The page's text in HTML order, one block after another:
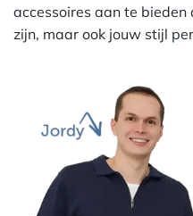
accessoires aan te
zijn, maar ook jouw stijl